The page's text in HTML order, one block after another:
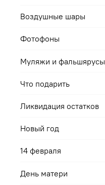
Воздушные шары
Фотофоны
Муляжи и фальшярусы
Что подарить
Ликвидация остатков
Новый год
14 февраля
День матери